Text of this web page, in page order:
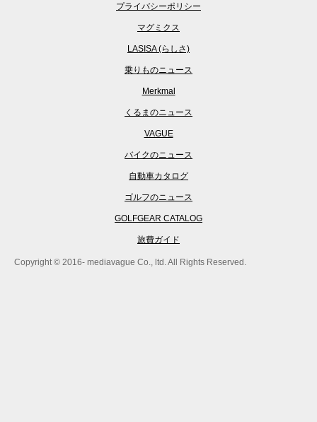
プライバシーポリシー
マグミクス
LASISA (らしさ)
乗りものニュース
Merkmal
くるまのニュース
VAGUE
バイクのニュース
自動車カタログ
ゴルフのニュース
GOLFGEAR CATALOG
旅費ガイド
Copyright © 2016- mediavague Co., ltd. All Rights Reserved.